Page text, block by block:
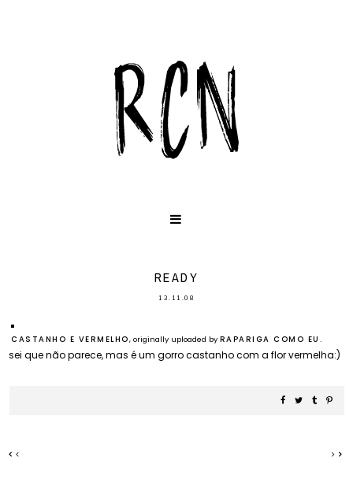
READY
13.11.08
CASTANHO E VERMELHO, originally uploaded by RAPARIGA COMO EU .
sei que não parece, mas é um gorro castanho com a flor vermelha:)